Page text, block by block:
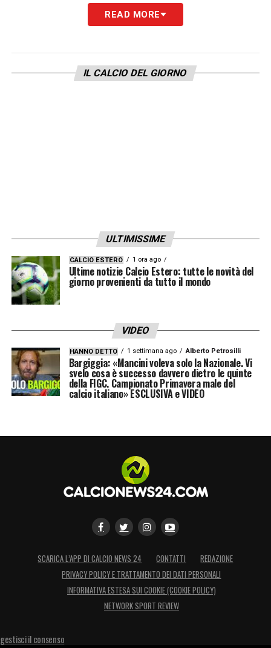
Un gol per tempo e due espulsioni hanno
dopo appena 9′. Da lì i sauditi
READ MORE
IL CALCIO DEL GIORNO
ULTIMISSIME
CALCIO ESTERO 1 ora ago
Ultime notizie Calcio Estero: tutte le novità del
giorno provenienti da tutto il mondo
VIDEO
HANNO DETTO 1 settimana ago Alberto Petrosilli
Bargiggia: «Mancini voleva solo la Nazionale. Vi
svelo cosa è successo davvero dietro le quinte
della FIGC. Campionato Primavera male del
calcio italiano» ESCLUSIVA e VIDEO
SCARICA L’APP DI CALCIO NEWS 24 CONTATTI
REDAZIONE
PRIVACY POLICY E TRATTAMENTO DEI DATI PERSONALI
INFORMATIVA ESTESA SUI COOKIE (COOKIE POLICY)
NETWORK SPORT REVIEW
gestisci il consenso